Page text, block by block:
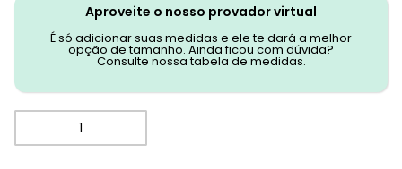
Aproveite o nosso provador virtual
É só adicionar suas medidas e ele te dará a melhor
opção de tamanho. Ainda ficou com dúvida?
Consulte nossa tabela de medidas.